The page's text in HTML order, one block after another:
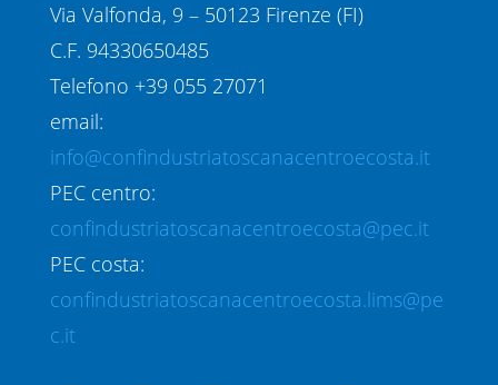
Via Valfonda, 9 – 50123 Firenze (FI)
C.F. 94330650485
Telefono +39 055 27071
email:
info@confindustriatoscanacentroecosta.it
PEC centro:
confindustriatoscanacentroecosta@pec.it
PEC costa:
confindustriatoscanacentroecosta.lims@pe
c.it